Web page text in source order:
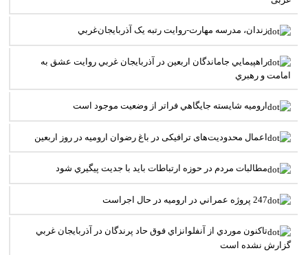
زندان، مدرسه مهارت-روايت رتبه يک آذربايجان‌غربي
راهپيمايي جاماندگان اربعين در آذربايجان غربي روايت عشق به
امامت و رهبري
اروميه شايسته جايگاهي فراتر از وضعيت موجود است
اعمال محدودیت‌های ترافیکی در باغ رضوان ارومیه در روز اربعین
مطالبات مردم در حوزه ارتباطات بايد با جديت پيگيري شود
247 پروژه عمراني در اروميه در حال اجراست
تاکنون موردي از آنفلوانزاي فوق حاد پرندگان در آذربايجان غربي
گزارش نشده است